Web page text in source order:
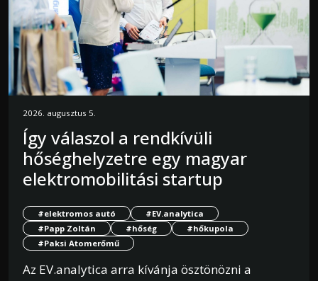
2026. augusztus 5.
Így válaszol a rendkívüli
hőséghelyzetre egy magyar
elektromobilitási startup
#elektromos autó
#EV.analytica
#Papp Zoltán
#hőség
#hőkupola
#Paksi Atomerőmű
Az EV.analytica arra kívánja ösztönözni a